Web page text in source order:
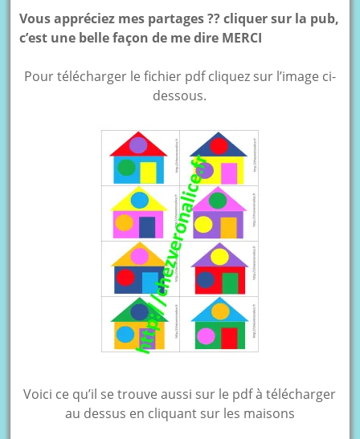
Vous appréciez mes partages ?? cliquer sur la pub,
c’est une belle façon de me dire MERCI
Pour télécharger le fichier pdf cliquez sur l’image ci-
dessous.
Voici ce qu’il se trouve aussi sur le pdf à télécharger
au dessus en cliquant sur les maisons